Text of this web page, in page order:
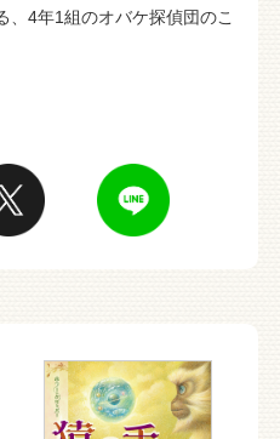
、4年1組のオバケ探偵団のこ